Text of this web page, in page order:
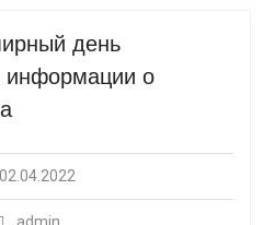
день
информации о
02.04.2022